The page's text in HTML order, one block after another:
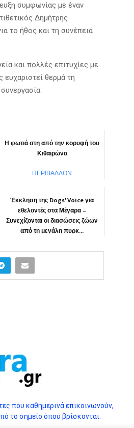
συμφωνίας με έναν
Δημήτρης
το ήθος και τη συνέπειά
και πολλές επιτυχίες με
θερμά τη
Η φωτιά στη από την κορυφή του
Κιθαιρώνα
ΠΕΡΙΒΑΛΛΟΝ
Έκκληση της Dogs' Voice για
εθελοντές στα Μέγαρα –
Συνεχίζονται οι διασώσεις ζώων
από τη μεγάλη πυρκ...
ΚΟΙΝΩΝΙΑ
που καθημερινά επικοινωνούν,
το σημείο όπου βρίσκονται.